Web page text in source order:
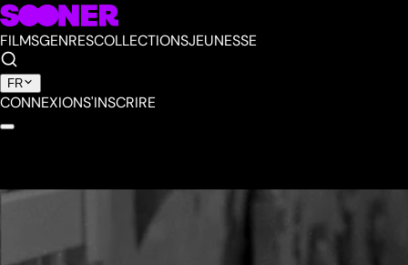
FILMSGENRESCOLLECTIONSJEUNESSE
FR
CONNEXIONS'INSCRIRE